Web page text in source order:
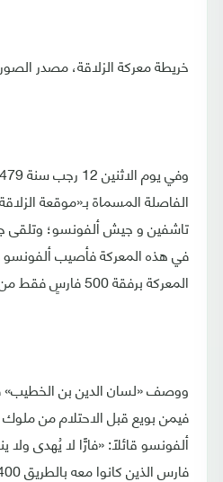
خريطة معركة الزلاقة، مصدر
الفاصلة المسماة بـ«موقعة
تاشفين و جيش ألفونسو؛
في هذه المعركة فأصيب ألفونسو
المعركة برفقة 500 فارسٍ فقط من أصل 80 ألف فارس.
ووصف «لسان الدين بن الخطيب»
فيمن بويع قبل الاحتلام من
ألفونسو قائلًا: «فارًّا لا يُهدى